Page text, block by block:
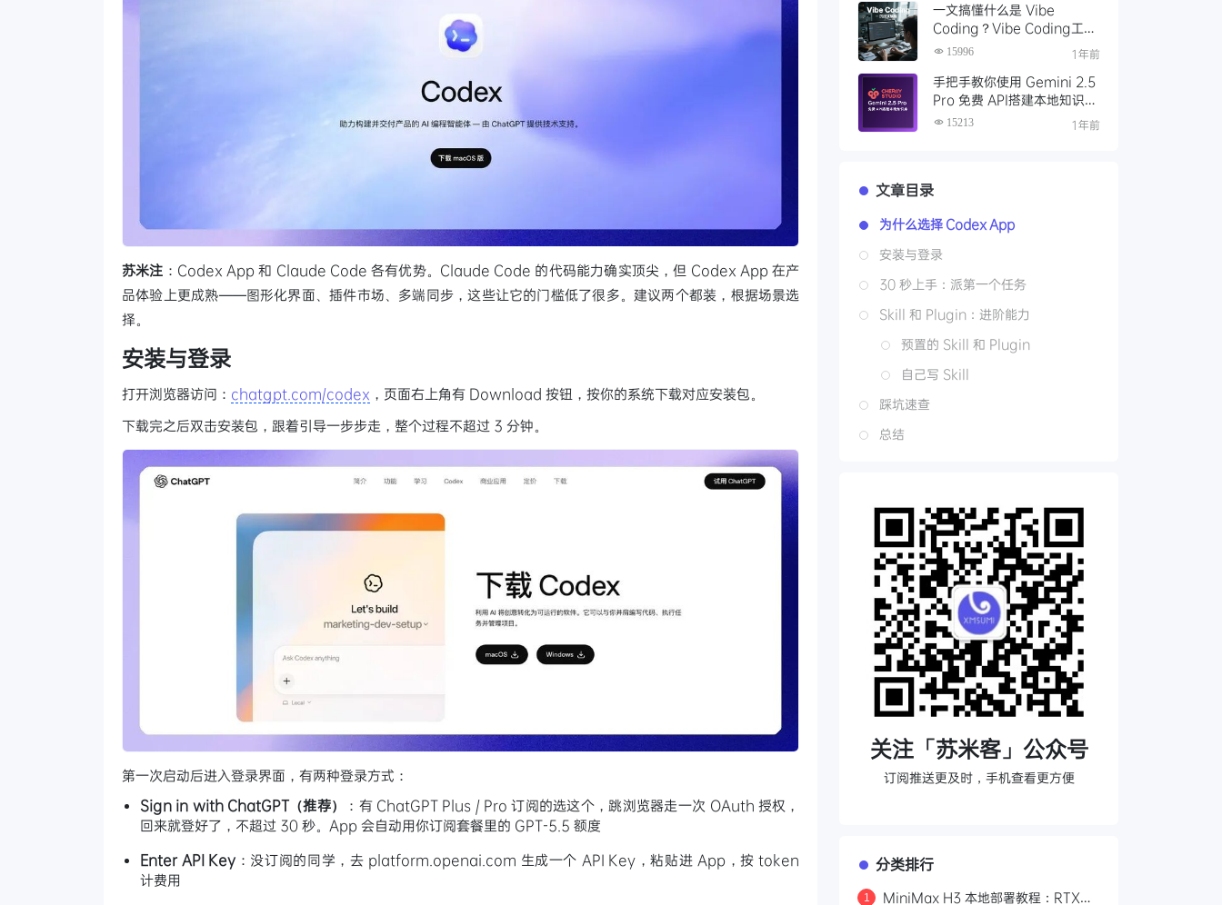
苏米注 ：Codex App 和 Claude Code 各有优势。Claude Code 的代码能力确实顶尖，但 Codex App 在产
品体验上更成熟——图形化界面、插件市场、多端同步，这些让它的门槛低了很多。建议两个都装，根据场景选
择。
安装与登录
打开浏览器访问： chatgpt.com/codex ，页面右上角有 Download 按钮，按你的系统下载对应安装包。
下载完之后双击安装包，跟着引导一步步走，整个过程不超过 3 分钟。
第一次启动后进入登录界面，有两种登录方式：
Sign in with ChatGPT（推荐）
：有 ChatGPT Plus / Pro 订阅的选这个，跳浏览器走一次 OAuth 授权，
回来就登好了，不超过 30 秒。App 会自动用你订阅套餐里的 GPT-5.5 额度
Enter API Key ：没订阅的同学，去 platform.openai.com 生成一个 API Key，粘贴进 App，按 token
计费用
一文搞懂什么是 Vibe
Coding？Vibe Coding工具
推荐及Cursor编程开发实践
15996 1年前
手把手教你使用 Gemini 2.5
Pro 免费 API搭建本地知识
库，一键接入 Gemini！
15213 1年前
文章目录
为什么选择 Codex App
安装与登录
30 秒上手：派第一个任务
Skill 和 Plugin：进阶能力
预置的 Skill 和 Plugin
自己写 Skill
踩坑速查
总结
关注「苏米客」公众号
订阅推送更及时，手机查看更方便
分类排行
1
MiniMax H3 本地部署教程：RTX